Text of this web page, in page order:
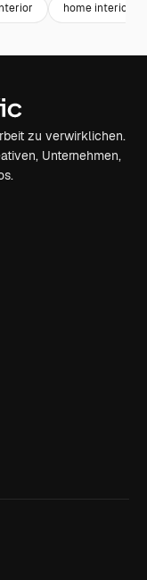
home interior
zu verwirklichen.
Unternehmen,